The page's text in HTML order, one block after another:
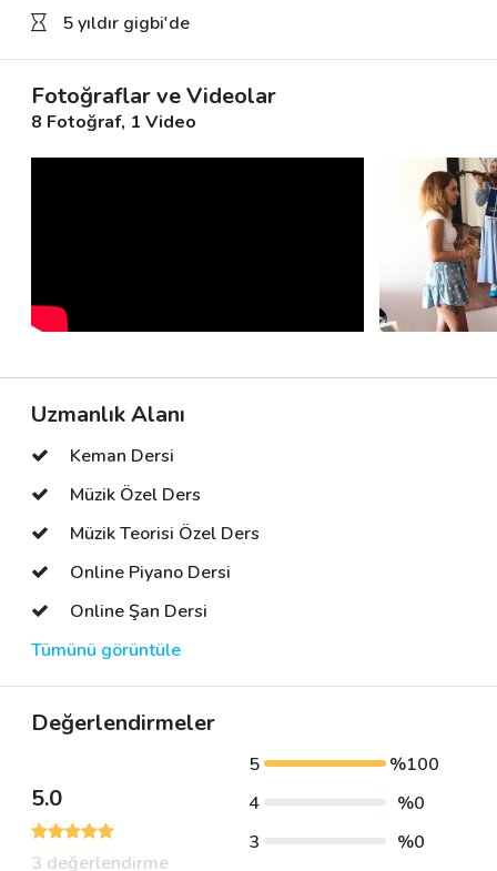
Blog
5 yıldır gigbi'de
Fotoğraflar ve Videolar
8 Fotoğraf, 1 Video
Uzmanlık Alanı
Keman Dersi
Müzik Özel Ders
Müzik Teorisi Özel Ders
Online Piyano Dersi
Online Şan Dersi
Tümünü görüntüle
Değerlendirmeler
5.0
3 değerlendirme
5
%100
4
%0
3
%0